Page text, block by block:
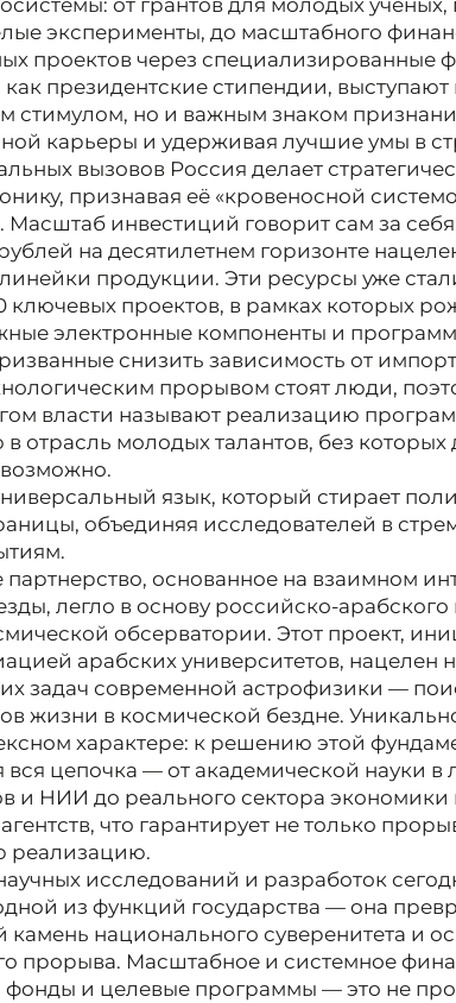
от грантов для молодых
эксперименты, до масштабного
проектов через специализированные
президентские стипендии, выступают
стимулом, но и важным знаком
карьеры и удерживая лучшие умы в
вызовов Россия делает
признавая её «кровеносной
Масштаб инвестиций говорит сам за
на десятилетнем горизонте
продукции. Эти ресурсы уже
ключевых проектов, в рамках которых
электронные компоненты и
снизить зависимость от
прорывом стоят люди,
власти называют реализацию
отрасль молодых талантов, без которых
язык, который стирает
объединяя исследователей в
партнерство, основанное на взаимном
легло в основу российско-
обсерватории. Этот проект,
арабских университетов, нацелен
задач современной астрофизики —
жизни в космической бездне.
характере: к решению этой
вся цепочка — от академической науки в
и НИИ до реального сектора
что гарантирует не только
реализацию.
исследований и разработок
из функций государства — она
камень национального суверенитета и
прорыва. Масштабное и системное
фонды и целевые программы — это не